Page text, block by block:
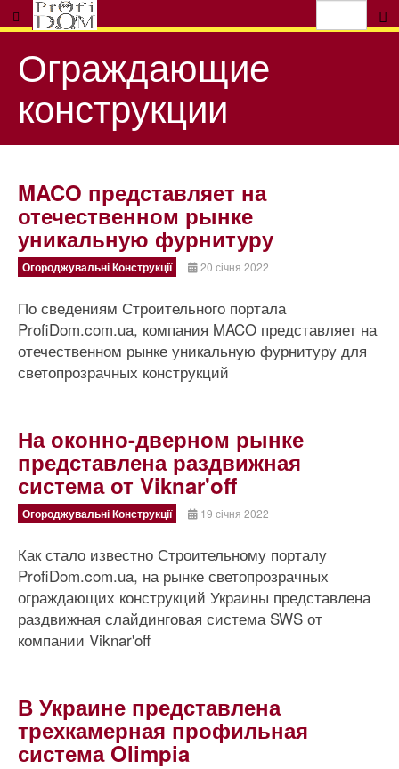
Ограждающие
конструкции
MACO представляет на
отечественном рынке
уникальную фурнитуру
Огороджувальні Конструкції 20 січня 2022
По сведениям Строительного портала
ProfiDom.com.ua, компания MACO представляет на
отечественном рынке уникальную фурнитуру для
светопрозрачных конструкций
На оконно-дверном рынке
представлена раздвижная
система от Viknar'off
Огороджувальні Конструкції 19 січня 2022
Как стало известно Строительному порталу
ProfiDom.com.ua, на рынке светопрозрачных
ограждающих конструкций Украины представлена
раздвижная слайдинговая система SWS от
компании Viknar'off
В Украине представлена
трехкамерная профильная
система Olimpia